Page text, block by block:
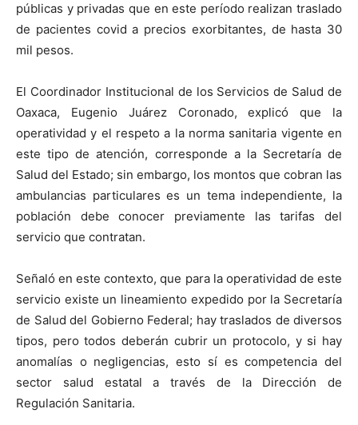
públicas y privadas que en este período realizan traslado
de pacientes covid a precios exorbitantes, de hasta 30
mil pesos.
El Coordinador Institucional de los Servicios de Salud de
Oaxaca, Eugenio Juárez Coronado, explicó que la
operatividad y el respeto a la norma sanitaria vigente en
este tipo de atención, corresponde a la Secretaría de
Salud del Estado; sin embargo, los montos que cobran las
ambulancias particulares es un tema independiente, la
población debe conocer previamente las tarifas del
servicio que contratan.
Señaló en este contexto, que para la operatividad de este
servicio existe un lineamiento expedido por la Secretaría
de Salud del Gobierno Federal; hay traslados de diversos
tipos, pero todos deberán cubrir un protocolo, y si hay
anomalías o negligencias, esto sí es competencia del
sector salud estatal a través de la Dirección de
Regulación Sanitaria.